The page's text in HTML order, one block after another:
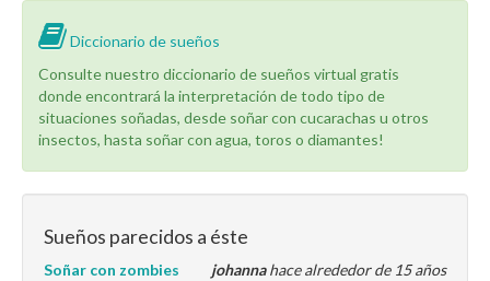
Diccionario de sueños
Consulte nuestro diccionario de sueños virtual gratis
donde encontrará la interpretación de todo tipo de
situaciones soñadas, desde soñar con cucarachas u otros
insectos, hasta soñar con agua, toros o diamantes!
Sueños parecidos a éste
johannahace alrededor de 15 años
Soñar con zombies